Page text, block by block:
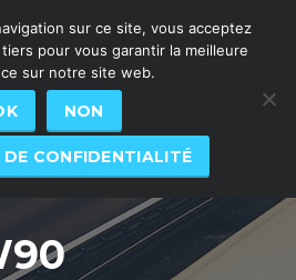
sur ce site, vous acceptez
tiers pour vous garantir la meilleure
sur notre site web.
NON
CONFIDENTIALITÉ